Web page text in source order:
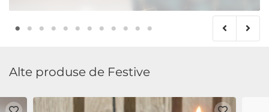
Alte produse de Festive